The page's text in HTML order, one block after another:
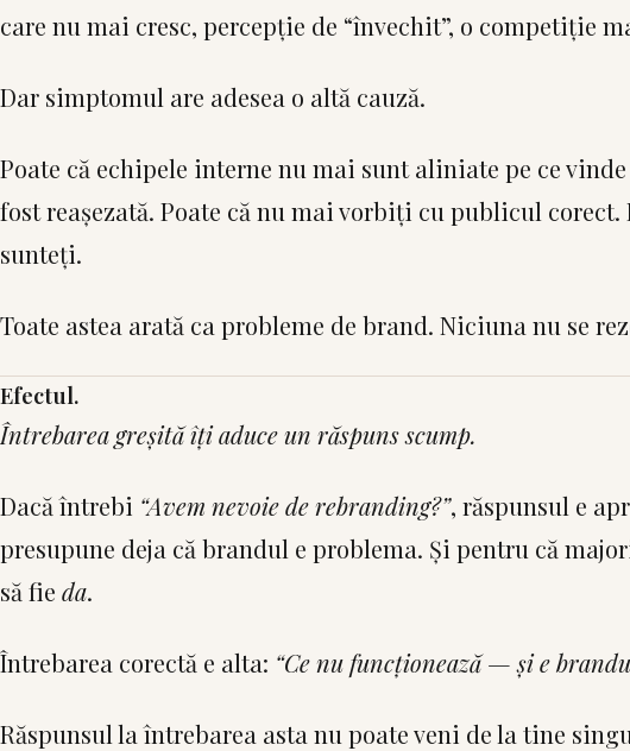
care nu mai cresc, percepție de “învechit”, o competiție
Dar simptomul are adesea o altă cauză.
Poate că echipele interne nu mai sunt aliniate pe ce
fost reașezată. Poate că nu mai vorbiți cu publicul
sunteți.
Toate astea arată ca probleme de brand. Niciuna nu se
Efectul.
Întrebarea greșită îți aduce un răspuns scump.
Dacă întrebi “Avem nevoie de rebranding?”, răspunsul e
presupune deja că brandul e problema. Și pentru că
să fie da.
Întrebarea corectă e alta: “Ce nu funcționează — și e
Răspunsul la întrebarea asta nu poate veni de la tine